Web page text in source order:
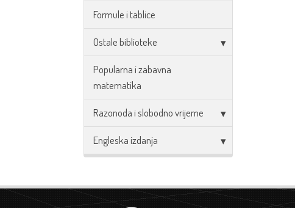
Formule i tablice
Ostale biblioteke
Popularna i zabavna
matematika
Razonoda i slobodno vrijeme
Engleska izdanja